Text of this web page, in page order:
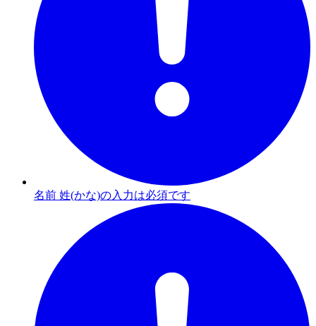
名前 姓(かな)の入力は必須です